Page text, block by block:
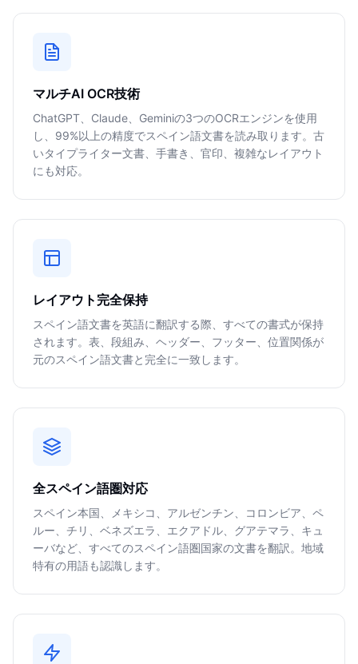
マルチAI OCR技術
ChatGPT、Claude、Geminiの3つのOCRエンジンを使用
し、99%以上の精度でスペイン語文書を読み取ります。古
いタイプライター文書、手書き、官印、複雑なレイアウト
にも対応。
レイアウト完全保持
スペイン語文書を英語に翻訳する際、すべての書式が保持
されます。表、段組み、ヘッダー、フッター、位置関係が
元のスペイン語文書と完全に一致します。
全スペイン語圏対応
スペイン本国、メキシコ、アルゼンチン、コロンビア、ペ
ルー、チリ、ベネズエラ、エクアドル、グアテマラ、キュ
ーバなど、すべてのスペイン語圏国家の文書を翻訳。地域
特有の用語も認識します。